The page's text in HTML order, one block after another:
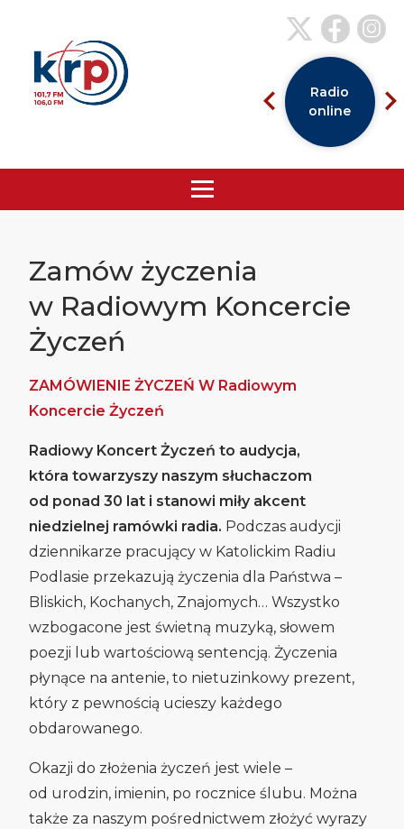
Radio
online
Zamów życzenia
w Radiowym Koncercie
Życzeń
ZAMÓWIENIE ŻYCZEŃ W Radiowym
Koncercie Życzeń
Radiowy Koncert Życzeń to audycja,
która towarzyszy naszym słuchaczom
od ponad 30 lat i stanowi miły akcent
niedzielnej ramówki radia. Podczas audycji
dziennikarze pracujący w Katolickim Radiu
Podlasie przekazują życzenia dla Państwa –
Bliskich, Kochanych, Znajomych… Wszystko
wzbogacone jest świetną muzyką, słowem
poezji lub wartościową sentencją. Życzenia
płynące na antenie, to nietuzinkowy prezent,
który z pewnością ucieszy każdego
obdarowanego.
Okazji do złożenia życzeń jest wiele –
od urodzin, imienin, po rocznice ślubu. Można
także za naszym pośrednictwem złożyć wyrazy